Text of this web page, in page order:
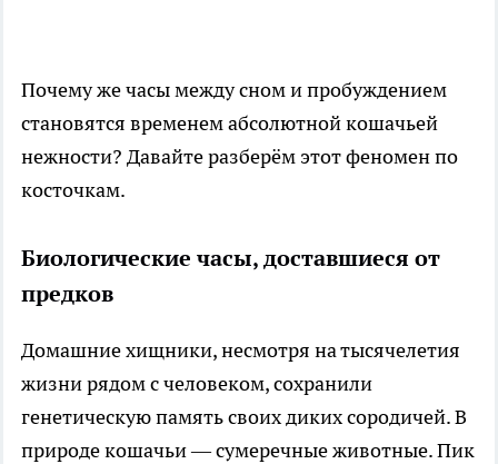
Почему же часы между сном и пробуждением
становятся временем абсолютной кошачьей
нежности? Давайте разберём этот феномен по
косточкам.
Биологические часы, доставшиеся от
предков
Домашние хищники, несмотря на тысячелетия
жизни рядом с человеком, сохранили
генетическую память своих диких сородичей. В
природе кошачьи — сумеречные животные. Пик